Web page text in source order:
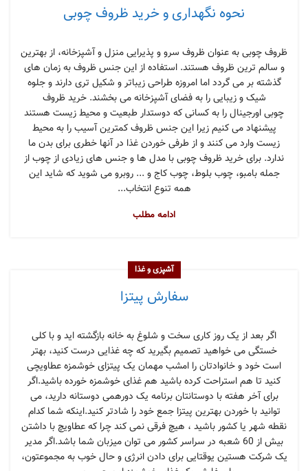
نحوه نگهداری و خرید ظروف چوبی
ظروف چوبی به عنوان ظروف سرو و پذیرایی منزل و آشپزخانه، از بهترین
و سالم ترین ظروف هستند. استفاده از این جنس ظروف به زمان های
گذشته بر می گردد اما امروزه طراحی زیباتر و شکیل تری دارند و جلوه
شیک و زیبایی را به فضای آشپزخانه می بخشند. خرید ظروف
چوبی اورجینال را به کسانی که دوستدار طبعیت و محیط زیست هستند
پیشنهاد می کنیم زیرا این جنس ظروف کمترین آسیب را به محیط
زیست وارد می کنند و از طرفی خوردن غذا در آنها خطری برای بدن ما
ندارد. برای خرید ظروف چوبی با مدل ها و جنس های زیادی از چوب از
جمله بامبو، چوب بلوط، چوب کاج و ... روبرو می شوید که شاید این
همه تنوع انتخاب...
ادامه مطلب
آشپزی و غذا
سفارش پیتزا
اگر بعد از یک روز کاری سخت و شلوغ به خانه بازگشته اید و با کلی
خستگی می خواهید تصمیم بگیرید که چه غذایی درست کنید، بهتر
است خود و خانوادتان را امشب مهمان یک پیتزای خوشمزه عطاویچی
کنید تا هم استراحت کرده باشید هم غذای خوشمزه خورده باشید.اگر
برای آخر هفته با دوستانتان برنامه یک دورهمی دوستانه دارید، می
توانید با خوردن بهترین پیتزا جمع خود را شادتر کنید.اینکه شما کدام
نقطه شهر یا کشور باشید ، هیچ فرقی نمی کند چرا که عطاویچ با داشتن
بیش از 60 شعبه در سراسر کشور می توان میزبان شما باشد.اگر مدیر
یک شرکت هستین یوقتایی برای دادن انرژی و حال خوب به مجموعتون،